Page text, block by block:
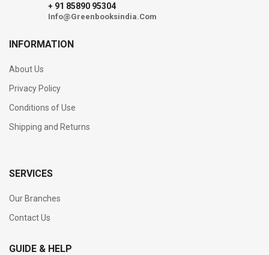
+ 91 85890 95304
Info@Greenbooksindia.Com
INFORMATION
About Us
Privacy Policy
Conditions of Use
Shipping and Returns
SERVICES
Our Branches
Contact Us
GUIDE & HELP